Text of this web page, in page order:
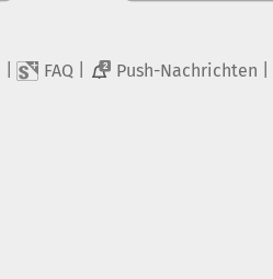
FAQ 2 Push-Nachrichten